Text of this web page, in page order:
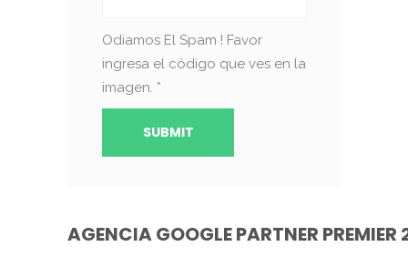
Odiamos El Spam ! Favor
ingresa el código que ves en la
imagen. *
AGENCIA GOOGLE PARTNER PREMIER